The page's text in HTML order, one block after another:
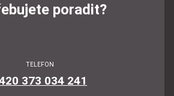
poradit?
TELEFON
373 034 241